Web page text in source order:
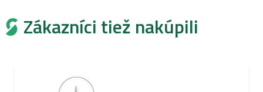
Zákazníci tiež nakúpili